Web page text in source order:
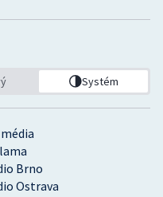
Brno
Ostrava
Systém